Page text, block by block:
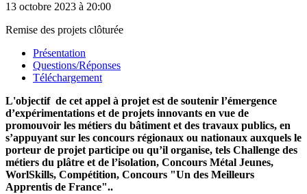
13 octobre 2023 à 20:00
Remise des projets clôturée
Présentation
Questions/Réponses
Téléchargement
L'objectif de cet appel à projet est de soutenir l’émergence
d’expérimentations et de projets innovants en vue de
promouvoir les métiers du bâtiment et des travaux publics, en
s’appuyant sur les concours régionaux ou nationaux auxquels le
porteur de projet participe ou qu’il organise, tels Challenge des
métiers du plâtre et de l’isolation, Concours Métal Jeunes,
WorlSkills, Compétition, Concours "Un des Meilleurs
Apprentis de France"..